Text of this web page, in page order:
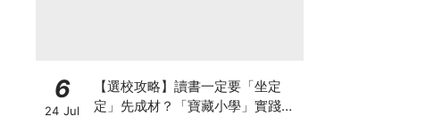
6
24 Jul
【選校攻略】讀書一定要「坐定
定」先成材？「寶藏小學」實踐動